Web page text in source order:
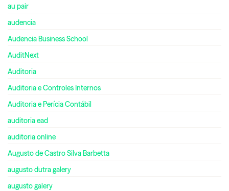
au pair
audencia
Audencia Business School
AuditNext
Auditoria
Auditoria e Controles Internos
Auditoria e Perícia Contábil
auditoria ead
auditoria online
Augusto de Castro Silva Barbetta
augusto dutra galery
augusto galery